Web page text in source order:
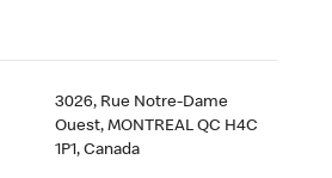
3026, Rue Notre-Dame
Ouest, MONTREAL QC H4C
1P1, Canada